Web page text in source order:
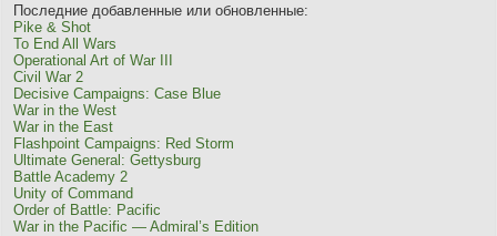
Последние добавленные или обновленные:
Pike & Shot
To End All Wars
Operational Art of War III
Civil War 2
Decisive Campaigns: Case Blue
War in the West
War in the East
Flashpoint Campaigns: Red Storm
Ultimate General: Gettysburg
Battle Academy 2
Unity of Command
Order of Battle: Pacific
War in the Pacific — Admiral’s Edition